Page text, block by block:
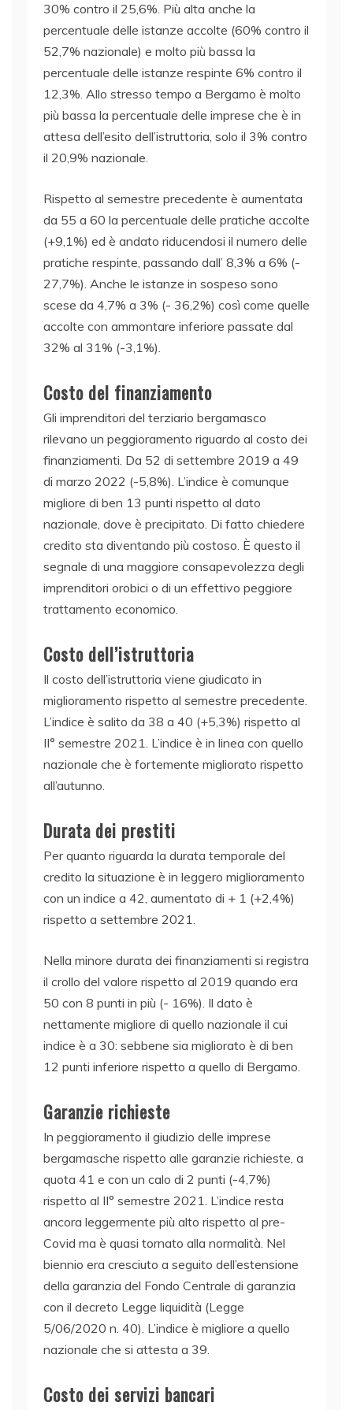
30% contro il 25,6%. Più alta anche la
percentuale delle istanze accolte (60% contro il
52,7% nazionale) e molto più bassa la
percentuale delle istanze respinte 6% contro il
12,3%. Allo stresso tempo a Bergamo è molto
più bassa la percentuale delle imprese che è in
attesa dell’esito dell’istruttoria, solo il 3% contro
il 20,9% nazionale.
Rispetto al semestre precedente è aumentata
da 55 a 60 la percentuale delle pratiche accolte
(+9,1%) ed è andato riducendosi il numero delle
pratiche respinte, passando dall’ 8,3% a 6% (-
27,7%). Anche le istanze in sospeso sono
scese da 4,7% a 3% (- 36,2%) così come quelle
accolte con ammontare inferiore passate dal
32% al 31% (-3,1%).
Costo del finanziamento
Gli imprenditori del terziario bergamasco
rilevano un peggioramento riguardo al costo dei
finanziamenti. Da 52 di settembre 2019 a 49
di marzo 2022 (-5,8%). L’indice è comunque
migliore di ben 13 punti rispetto al dato
nazionale, dove è precipitato. Di fatto chiedere
credito sta diventando più costoso. È questo il
segnale di una maggiore consapevolezza degli
imprenditori orobici o di un effettivo peggiore
trattamento economico.
Costo dell’istruttoria
Il costo dell’istruttoria viene giudicato in
miglioramento rispetto al semestre precedente.
L’indice è salito da 38 a 40 (+5,3%) rispetto al
II° semestre 2021. L’indice è in linea con quello
nazionale che è fortemente migliorato rispetto
all’autunno.
Durata dei prestiti
Per quanto riguarda la durata temporale del
credito la situazione è in leggero miglioramento
con un indice a 42, aumentato di + 1 (+2,4%)
rispetto a settembre 2021.
Nella minore durata dei finanziamenti si registra
il crollo del valore rispetto al 2019 quando era
50 con 8 punti in più (- 16%). Il dato è
nettamente migliore di quello nazionale il cui
indice è a 30: sebbene sia migliorato è di ben
12 punti inferiore rispetto a quello di Bergamo.
Garanzie richieste
In peggioramento il giudizio delle imprese
bergamasche rispetto alle garanzie richieste, a
quota 41 e con un calo di 2 punti (-4,7%)
rispetto al II° semestre 2021. L’indice resta
ancora leggermente più alto rispetto al pre-
Covid ma è quasi tornato alla normalità. Nel
biennio era cresciuto a seguito dell’estensione
della garanzia del Fondo Centrale di garanzia
con il decreto Legge liquidità (Legge
5/06/2020 n. 40). L’indice è migliore a quello
nazionale che si attesta a 39.
Costo dei servizi bancari